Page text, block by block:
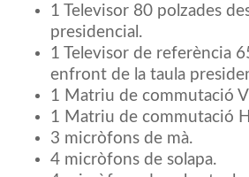
1 Televisor 80 polzades
presidencial.
1 Televisor de referència
enfront de la taula
1 Matriu de commutació
1 Matriu de commutació
3 micròfons de mà.
4 micròfons de solapa.